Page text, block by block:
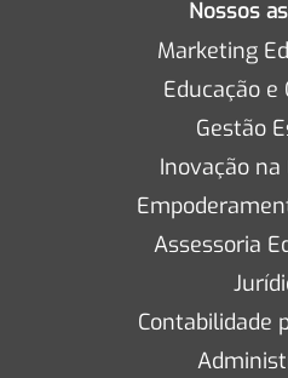
Nossos
Marketing
Educação e
Gestão
Inovação na
Assessoria
Contabilidade